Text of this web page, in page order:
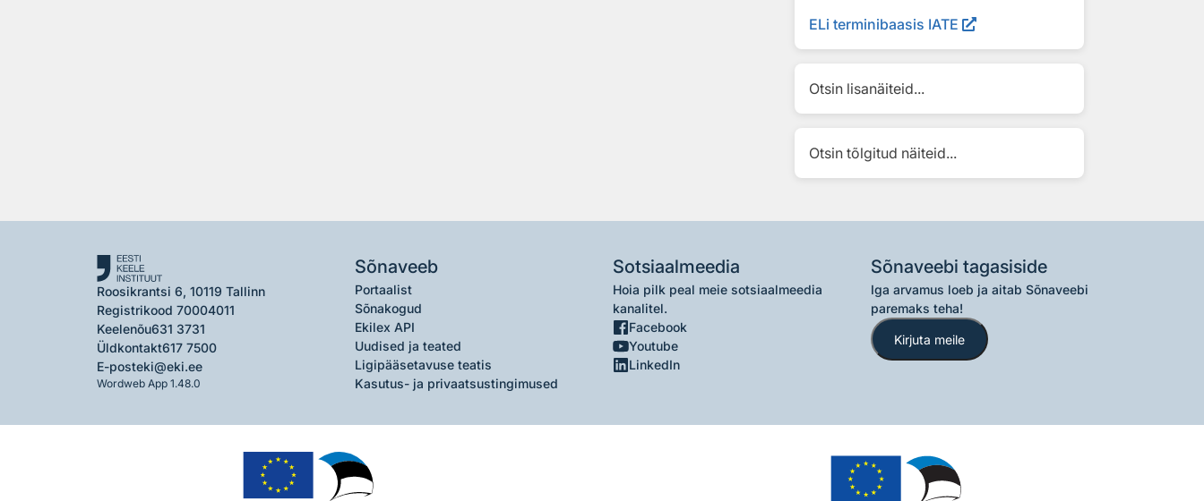
ELi terminibaasis IATE
Otsin lisanäiteid...
Otsin tõlgitud näiteid...
Roosikrantsi 6, 10119 Tallinn
Registrikood 70004011
Keelenõu631 3731
Üldkontakt617 7500
E-posteki@eki.ee
Wordweb App 1.48.0
Sõnaveeb
Portaalist
Sõnakogud
Ekilex API
Uudised ja teated
Ligipääsetavuse teatis
Kasutus- ja privaatsustingimused
Sotsiaalmeedia
Hoia pilk peal meie sotsiaalmeedia
kanalitel.
Facebook
Youtube
LinkedIn
Sõnaveebi tagasiside
Iga arvamus loeb ja aitab Sõnaveebi
paremaks teha!
Kirjuta meile